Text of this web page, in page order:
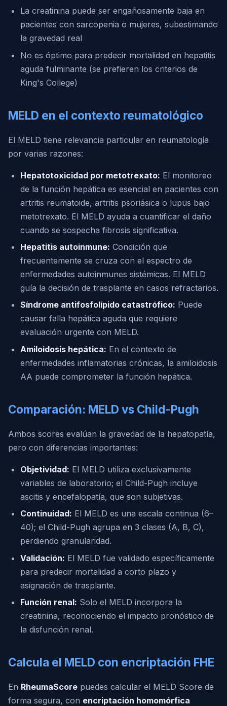
La creatinina puede ser engañosamente baja en
pacientes con sarcopenia o mujeres, subestimando
la gravedad real
No es óptimo para predecir mortalidad en hepatitis
aguda fulminante (se prefieren los criterios de
King's College)
MELD en el contexto reumatológico
El MELD tiene relevancia particular en reumatología
por varias razones:
Hepatotoxicidad por metotrexato: El monitoreo
de la función hepática es esencial en pacientes con
artritis reumatoide, artritis psoriásica o lupus bajo
metotrexato. El MELD ayuda a cuantificar el daño
cuando se sospecha fibrosis significativa.
Hepatitis autoinmune: Condición que
frecuentemente se cruza con el espectro de
enfermedades autoinmunes sistémicas. El MELD
guía la decisión de trasplante en casos refractarios.
Síndrome antifosfolípido catastrófico: Puede
causar falla hepática aguda que requiere
evaluación urgente con MELD.
Amiloidosis hepática: En el contexto de
enfermedades inflamatorias crónicas, la amiloidosis
AA puede comprometer la función hepática.
Comparación: MELD vs Child-Pugh
Ambos scores evalúan la gravedad de la hepatopatía,
pero con diferencias importantes:
Objetividad: El MELD utiliza exclusivamente
variables de laboratorio; el Child-Pugh incluye
ascitis y encefalopatía, que son subjetivas.
Continuidad: El MELD es una escala continua (6–
40); el Child-Pugh agrupa en 3 clases (A, B, C),
perdiendo granularidad.
Validación: El MELD fue validado específicamente
para predecir mortalidad a corto plazo y
asignación de trasplante.
Función renal: Solo el MELD incorpora la
creatinina, reconociendo el impacto pronóstico de
la disfunción renal.
Calcula el MELD con encriptación FHE
En RheumaScore puedes calcular el MELD Score de
forma segura, con encriptación homomórfica